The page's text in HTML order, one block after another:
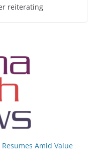
reiterating
Resumes Amid Value